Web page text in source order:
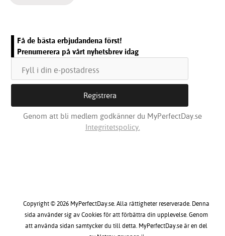
Få de bästa erbjudandena först!
Prenumerera på vårt nyhetsbrev idag
Genom att bli medlem godkänner du MyPerfectDay.se
Integritetspolicy.
Copyright © 2026 MyPerfectDay.se. Alla rättigheter reserverade. Denna
sida använder sig av Cookies för att förbättra din upplevelse. Genom
att använda sidan samtycker du till detta. MyPerfectDay.se är en del